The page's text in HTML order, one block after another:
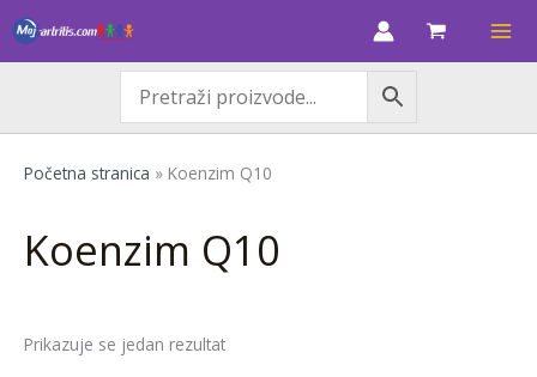
Skip
to
M
i
j
n
a
k
s
i
e
n
Početna stranica » Koenzim Q10
Koenzim Q10
Prikazuje se jedan rezultat